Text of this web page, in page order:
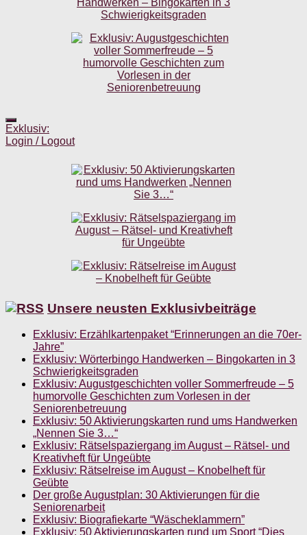
Exklusiv:
Login / Logout
Unsere neusten Exklusivbeiträge
Exklusiv: Erzählkartenpaket “Erinnerungen an die 70er-
Jahre”
Exklusiv: Wörterbingo Handwerken – Bingokarten in 3
Schwierigkeitsgraden
Exklusiv: Augustgeschichten voller Sommerfreude – 5
humorvolle Geschichten zum Vorlesen in der
Seniorenbetreuung
Exklusiv: 50 Aktivierungskarten rund ums Handwerken
„Nennen Sie 3…“
Exklusiv: Rätselspaziergang im August – Rätsel- und
Kreativheft für Ungeübte
Exklusiv: Rätselreise im August – Knobelheft für
Geübte
Der große Augustplan: 30 Aktivierungen für die
Seniorenarbeit
Exklusiv: Biografiekarte “Wäscheklammern”
Exklusiv: 50 Aktivierungskarten rund um Sport “Dies